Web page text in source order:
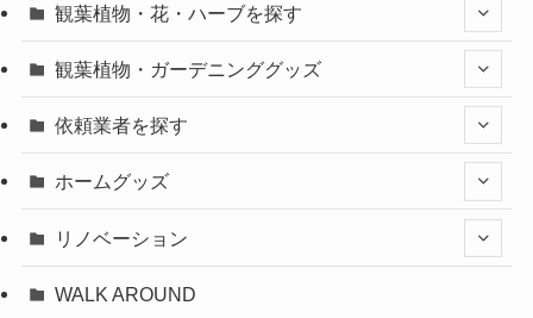
観葉植物・花・ハーブを探す
観葉植物・ガーデニンググッズ
依頼業者を探す
ホームグッズ
リノベーション
WALK AROUND